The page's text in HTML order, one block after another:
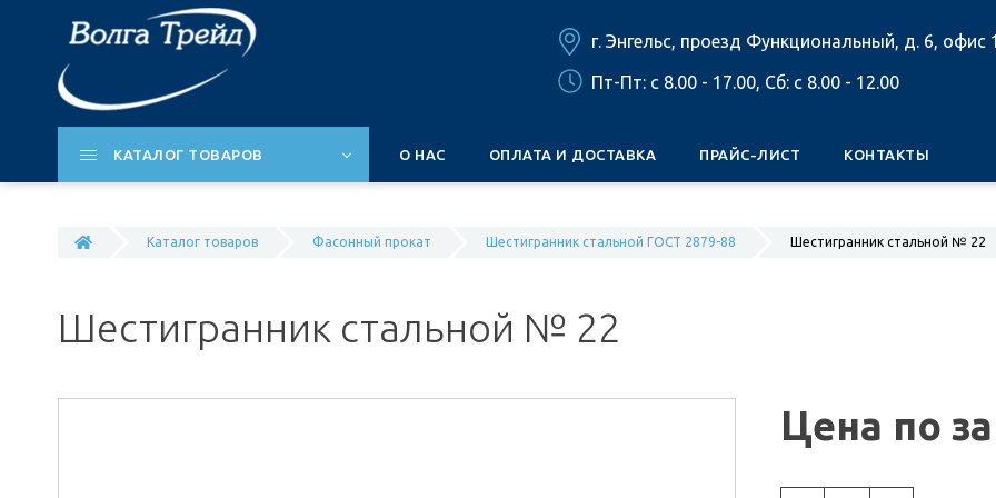
г. Энгельс, проезд Функциональный, д. 6, офис
Пт-Пт: c 8.00 - 17.00, Сб: c 8.00 - 12.00
КАТАЛОГ ТОВАРОВ О НАС ОПЛАТА И ДОСТАВКА ПРАЙС-ЛИСТ КОНТАКТЫ
Каталог товаров Фасонный прокат Шестигранник стальной ГОСТ 2879-88 Шестигранник стальной № 22
Шестигранник стальной № 22
Цена по